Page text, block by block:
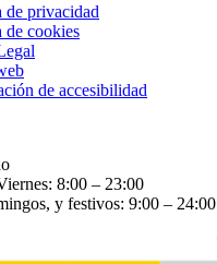
de privacidad
de cookies
de accesibilidad
8:00 – 23:00
y festivos: 9:00 – 24:00